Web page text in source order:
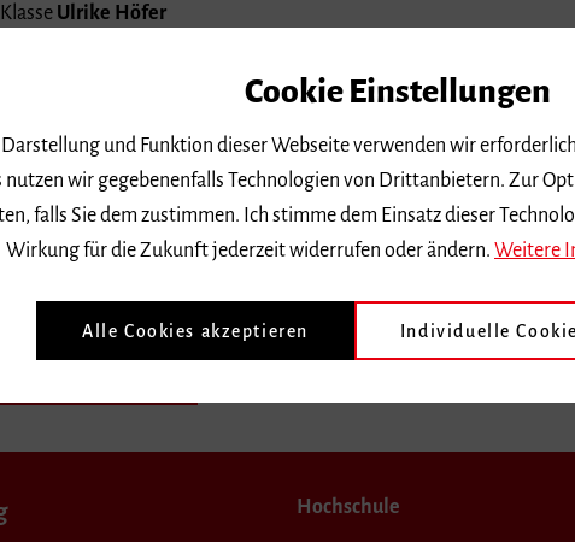
Ulrike Höfer
Hochschule
Cookie Einstellungen
Darstellung und Funktion dieser Webseite verwenden wir
nutzen wir gegebenenfalls Technologien von Drittanbietern. Zur
falls Sie dem zustimmen. Ich stimme dem Einsatz dieser
Wirkung für die Zukunft jederzeit widerrufen oder ändern. Weitere
Alle Cookies akzeptieren Individuelle